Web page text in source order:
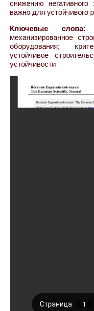
снижению негативного
важно для устойчивого
Ключевые слова:
механизированное
оборудования;
устойчивое
устойчивости